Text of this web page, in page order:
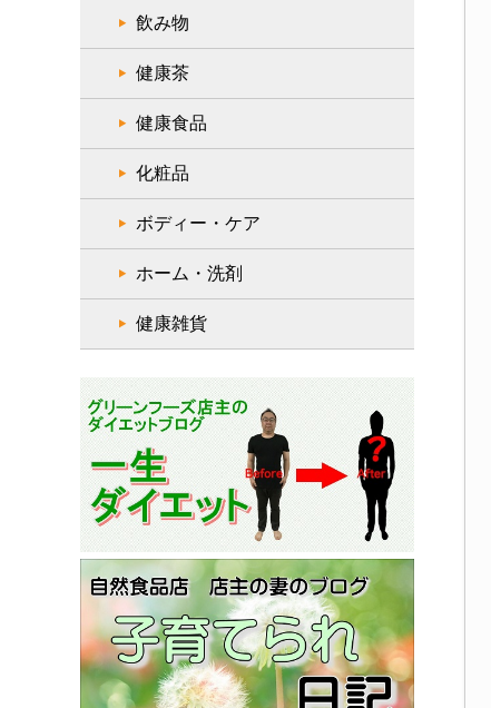
飲み物
健康茶
健康食品
化粧品
ボディー・ケア
ホーム・洗剤
健康雑貨